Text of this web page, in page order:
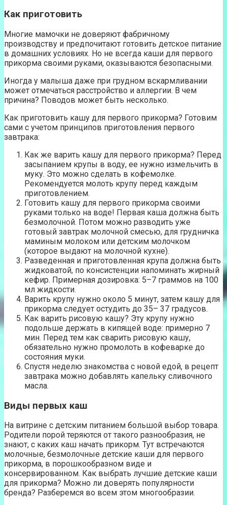
Как приготовить
Многие мамочки не доверяют фабричному
производству и предпочитают готовить детское питание
в домашних условиях. Но не всегда каши для первого
прикорма своими руками, оказываются безопасными.
Иногда у малыша даже при грудном вскармливании
может отмечаться расстройство и аллергии. В чем
причина? Поводов может быть несколько.
Как приготовить кашу для первого прикорма? Готовим
сами с учетом принципов приготовления первого
завтрака:
Как же варить кашу для первого прикорма? Перед
засыпанием крупы в воду, ее нужно измельчить в
муку. Это можно сделать в кофемолке.
Рекомендуется молоть крупу перед каждым
приготовлением.
Готовить кашу для первого прикорма своими
руками только на воде! Первая каша должна быть
безмолочной. Потом можно разводить уже
готовый завтрак молочной смесью, для грудничка
маминым молоком или детским молочком
(которое выдают на молочной кухне).
Разведенная и приготовленная крупа должна быть
жидковатой, по консистенции напоминать жирный
кефир. Примерная дозировка: 5–7 граммов на 100
мл жидкости.
Варить крупу нужно около 5 минут, затем кашу для
прикорма следует остудить до 35– 37 градусов.
Как варить рисовую кашу? Эту крупу нужно
подольше держать в кипящей воде: примерно 7
мин. Перед тем как сварить рисовую кашу,
обязательно нужно промолоть в кофеварке до
состояния муки.
Спустя неделю знакомства с новой едой, в рецепт
завтрака можно добавлять капельку сливочного
масла.
Виды первых каш
На витрине с детским питанием большой выбор товара.
Родители порой теряются от такого разнообразия, не
знают, с каких каш начать прикорм. Тут встречаются
молочные, безмолочные детские каши для первого
прикорма, в порошкообразном виде и
консервированном. Как выбрать лучшие детские каши
для прикорма? Можно ли доверять популярности
бренда? Разберемся во всем этом многообразии.